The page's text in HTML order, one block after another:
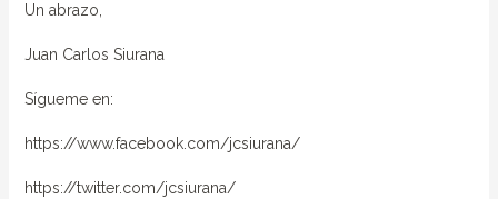
Un abrazo,
Juan Carlos Siurana
Sígueme en:
https://www.facebook.com/jcsiurana/
https://twitter.com/jcsiurana/